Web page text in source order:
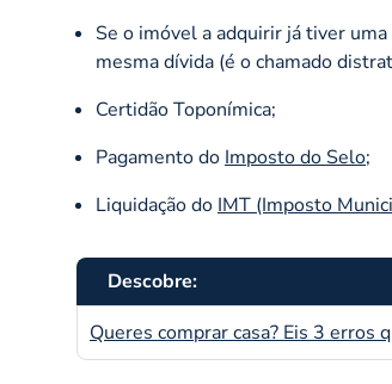
Se o imóvel a adquirir já tiver
mesma dívida (é o chamado
Certidão Toponímica;
Pagamento do Imposto do Selo;
Liquidação do IMT (Imposto
Descobre:
Queres comprar casa? Eis 3 erros